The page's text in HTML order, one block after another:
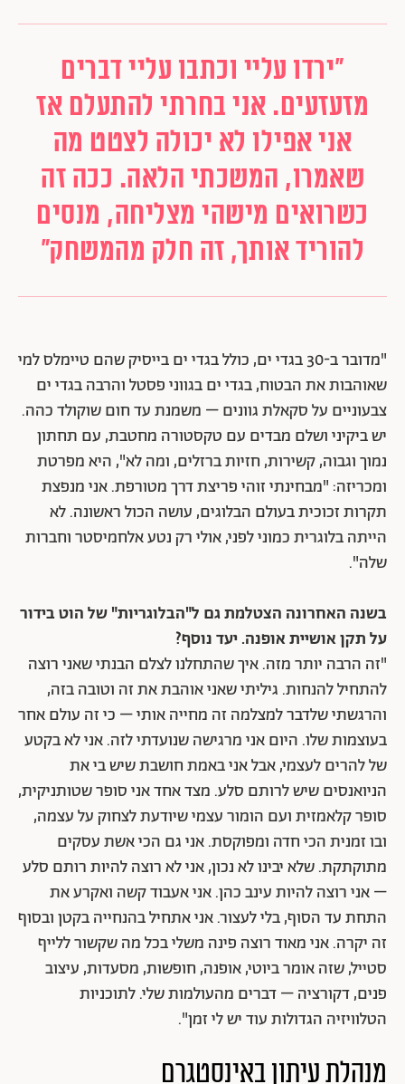
"ירדו עליי וכתבו עליי דברים
מזעזעים. אני בחרתי להתעלם אז
אני אפילו לא יכולה לצטט מה
שאמרו, המשכתי הלאה. ככה זה
כשרואים מישהי מצליחה, מנסים
להוריד אותך, זה חלק מהמשחק"
"מדובר ב-30 בגדי ים, כולל בגדי ים בייסיק שהם טיימלס למי
שאוהבות את הבטוח, בגדי ים בגווני פסטל והרבה בגדי ים
צבעוניים על סקאלת גוונים – משמנת עד חום שוקולד כהה.
יש ביקיני ושלם מבדים עם טקסטורה מחטבת, עם תחתון
נמוך וגבוה, קשירות, חזיות ברזלים, ומה לא", היא מפרטת
ומכריזה: "מבחינתי זוהי פריצת דרך מטורפת. אני מנפצת
תקרות זכוכית בעולם הבלוגים, עושה הכול ראשונה. לא
הייתה בלוגרית כמוני לפני, אולי רק נטע אלחמיסטר וחברות
שלה".
בשנה האחרונה הצטלמת גם ל"הבלוגריות" של הוט בידור
על תקן אושיית אופנה. יעד נוסף?
"זה הרבה יותר מזה. איך שהתחלנו לצלם הבנתי שאני רוצה
להתחיל להנחות. גיליתי שאני אוהבת את זה וטובה בזה,
והרגשתי שלדבר למצלמה זה מחייה אותי – כי זה עולם אחר
בעוצמות שלו. היום אני מרגישה שנועדתי לזה. אני לא בקטע
של להרים לעצמי, אבל אני באמת חושבת שיש בי את
הניואנסים שיש לרותם סלע. מצד אחד אני סופר שטותניקית,
סופר קלאמזית ועם הומור עצמי שיודעת לצחוק על עצמה,
ובו זמנית הכי חדה ומפוקסת. אני גם הכי אשת עסקים
מתוקתקת. שלא יבינו לא נכון, אני לא רוצה להיות רותם סלע
– אני רוצה להיות עינב כהן. אני אעבוד קשה ואקרע את
התחת עד הסוף, בלי לעצור. אני אתחיל בהנחייה בקטן ובסוף
זה יקרה. אני מאוד רוצה פינה משלי בכל מה שקשור ללייף
סטייל, שזה אומר ביוטי, אופנה, חופשות, מסעדות, עיצוב
פנים, דקורציה – דברים מהעולמות שלי. לתוכניות
הטלוויזיה הגדולות עוד יש לי זמן".
מנהלת עיתון באינסטגרם